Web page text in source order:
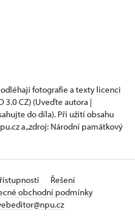
fotografie a texty licenci
3.0 CZ) (Uveďte autora |
do díla). Při užití obsahu
a „zdroj: Národní památkový
Řešení
obchodní podmínky